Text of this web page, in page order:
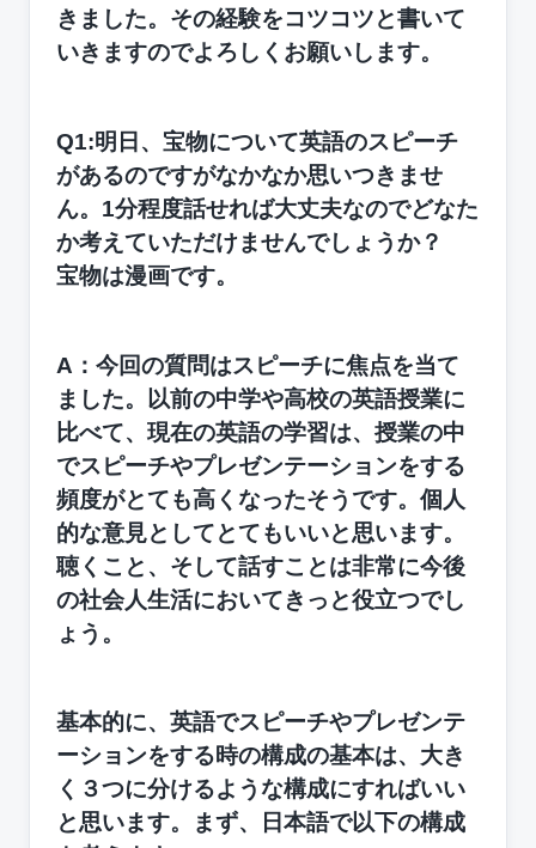
きました。その経験をコツコツと書いて
いきますのでよろしくお願いします。
Q1:明日、宝物について英語のスピーチ
があるのですがなかなか思いつきませ
ん。1分程度話せれば大丈夫なのでどなた
か考えていただけませんでしょうか？
宝物は漫画です。
A：今回の質問はスピーチに焦点を当て
ました。以前の中学や高校の英語授業に
比べて、現在の英語の学習は、授業の中
でスピーチやプレゼンテーションをする
頻度がとても高くなったそうです。個人
的な意見としてとてもいいと思います。
聴くこと、そして話すことは非常に今後
の社会人生活においてきっと役立つでし
ょう。
基本的に、英語でスピーチやプレゼンテ
ーションをする時の構成の基本は、大き
く３つに分けるような構成にすればいい
と思います。まず、日本語で以下の構成